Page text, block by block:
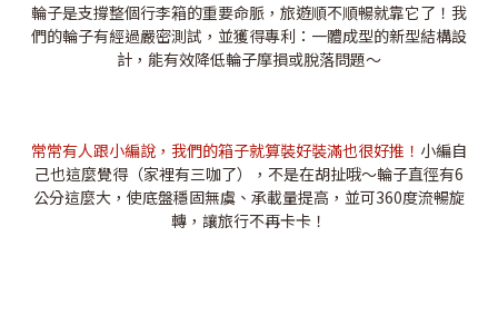
輪子是支撐整個行李箱的重要命脈，旅遊順不順暢就靠它了！我
們的輪子有經過嚴密測試，並獲得專利：一體成型的新型結構設
計，能有效降低輪子摩損或脫落問題～
常常有人跟小編說，我們的箱子就算裝好裝滿也很好推！ 小編自
己也這麼覺得（家裡有三咖了），不是在胡扯哦～輪子直徑有6
公分這麼大，使底盤穩固無虞、承載量提高，並可360度流暢旋
轉，讓旅行不再卡卡！